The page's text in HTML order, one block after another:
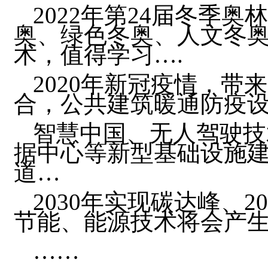
2022年第24届冬季奥
奥、绿色冬奥、人文冬
术，值得学习….
2020年新冠疫情，带
合，公共建筑暖通防疫
智慧中国、无人驾驶
据中心等新型基础设施
道…
2030年实现碳达峰、
节能、能源技术将会产
……